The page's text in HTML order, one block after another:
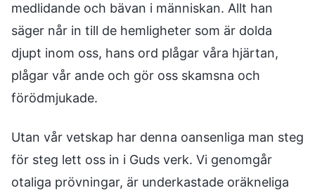
medlidande och bävan i människan. Allt han
säger når in till de hemligheter som är dolda
djupt inom oss, hans ord plågar våra hjärtan,
plågar vår ande och gör oss skamsna och
förödmjukade.
Utan vår vetskap har denna oansenliga man steg
för steg lett oss in i Guds verk. Vi genomgår
otaliga prövningar, är underkastade oräkneliga